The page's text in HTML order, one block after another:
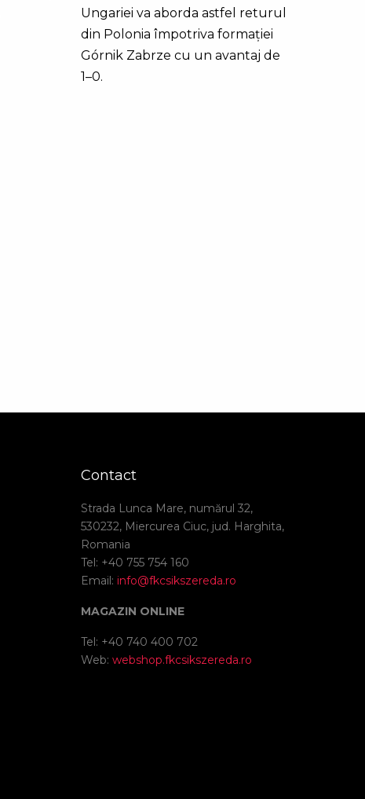
Ungariei va aborda astfel returul
din Polonia împotriva formației
Górnik Zabrze cu un avantaj de
1–0.
Contact
Strada Lunca Mare, numărul 32,
530232, Miercurea Ciuc, jud. Harghita,
Romania
Tel: +40 755 754 160
Email: info@fkcsikszereda.ro
MAGAZIN ONLINE
Tel: +40 740 400 702
Web: webshop.fkcsikszereda.ro